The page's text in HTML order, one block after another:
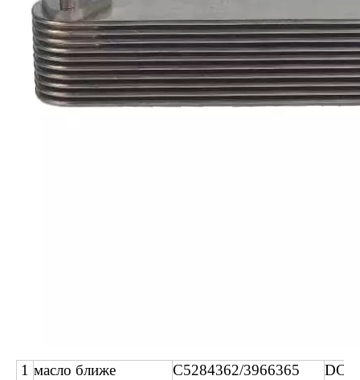
1 масло ближе C5284362/3966365